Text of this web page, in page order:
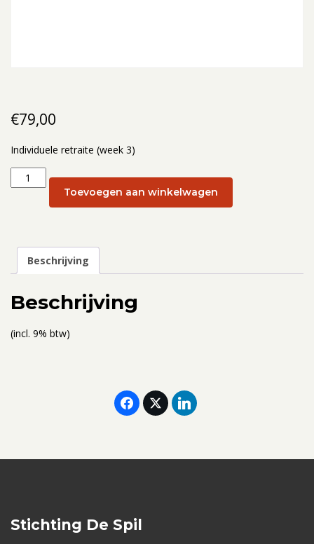
€79,00
Individuele retraite (week 3)
Individuele
retraite
januari
2025
Toevoegen aan winkelwagen
Beschrijving
Beschrijving
(incl. 9% btw)
Stichting De Spil